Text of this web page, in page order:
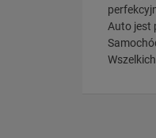
Auto jest